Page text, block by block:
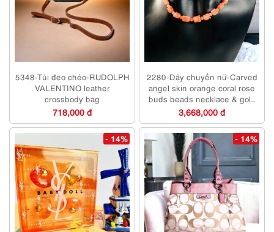
5348-Túi đeo chéo-RUDOLPH
VALENTINO leather
crossbody bag
718,000 đ
2280-Dây chuyền nữ-Carved
angel skin orange coral rose
buds beads necklace & gold
clasp
3,668,000 đ
- 14% - 14%